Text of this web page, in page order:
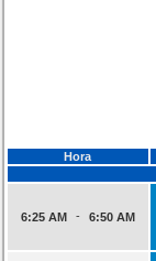
Hora
6:25 AM - 6:50 AM